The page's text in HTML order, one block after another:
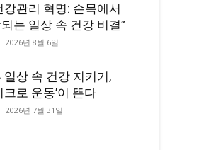
강관리 혁명: 손목에서
는 일상 속 건강 비결”
2026년 8월 6일
일상 속 건강 지키기,
크로 운동’이 뜬다
2026년 7월 31일